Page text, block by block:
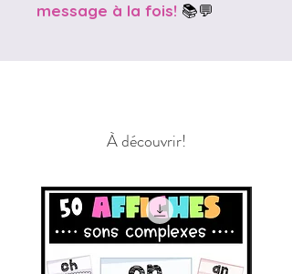
message à la fois! 📚💬
À découvrir!